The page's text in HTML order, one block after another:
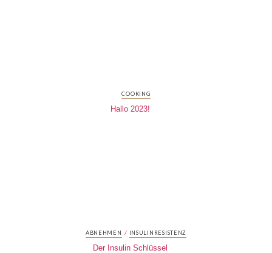
COOKING
Hallo 2023!
ABNEHMEN / INSULINRESISTENZ
Der Insulin Schlüssel